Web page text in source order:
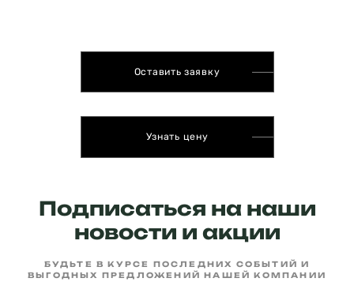
Оставить заявку
Узнать цену
Подписаться на наши
новости и акции
БУДЬТЕ В КУРСЕ ПОСЛЕДНИХ СОБЫТИЙ И
ВЫГОДНЫХ ПРЕДЛОЖЕНИЙ НАШЕЙ КОМПАНИИ